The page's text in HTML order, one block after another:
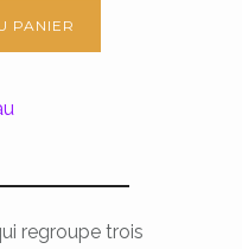
PANIER
regroupe trois